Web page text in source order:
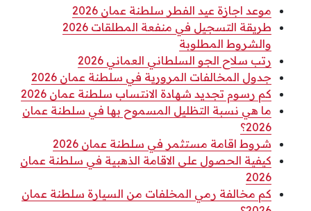
موعد اجازة عيد الفطر سلطنة عمان 2026
طريقة التسجيل في منفعة المطلقات 2026
والشروط المطلوبة
رتب سلاح الجو السلطاني العماني 2026
جدول المخالفات المرورية في سلطنة عمان 2026
كم رسوم تجديد شهادة الانتساب سلطنة عمان 2026
ما هي نسبة التظليل المسموح بها في سلطنة عمان
2026؟
شروط اقامة مستثمر في سلطنة عمان 2026
كيفية الحصول على الاقامة الذهبية في سلطنة عمان
2026
كم مخالفة رمي المخلفات من السيارة سلطنة عمان